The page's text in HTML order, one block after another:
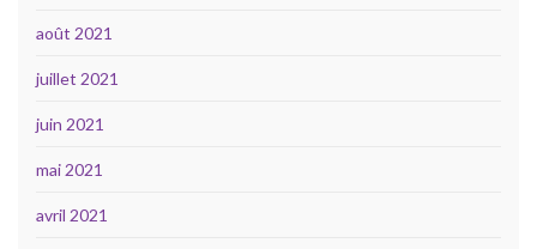
août 2021
juillet 2021
juin 2021
mai 2021
avril 2021